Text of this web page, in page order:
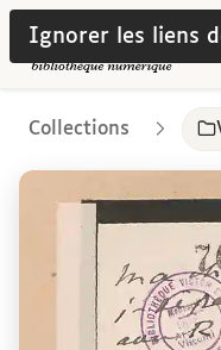
Ignorer les liens
Collections